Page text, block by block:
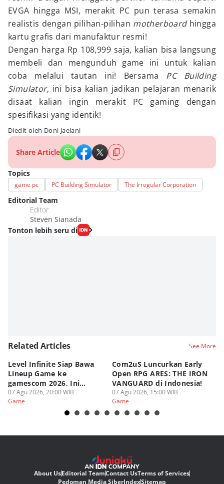
EVGA hingga MSI, merakit PC pun terasa semakin
realistis dengan pilihan-pilihan motherboardhingga
kartu grafis dari manufaktur resmi!
Dengan harga Rp 108,999 saja, kalian bisa langsung
membeli dan mengunduh game ini untuk kalian
coba melalui tautan ini! Bersama PC Building
Simulator, ini bisa kalian jadikan pelajaran menarik
disaat kalian ingin merakit PC gaming dengan
spesifikasi yang identik!
Diedit oleh Doni Jaelani
Share Article
Topics
game pc PC Building Simulator The Irregular Corporation
Editorial Team
Editor
Steven Sianada
Tonton lebih seru di
Related Articles See More
Level Infinite Siap Bawa
Lineup Game ke
gamescom 2026, Ini
Judulnya!
07 Agu 2026, 20:00 WIB
Game
Com2uS Luncurkan Early
Open RPG ARES: THE IRON
VANGUARD di Indonesia!
07 Agu 2026, 15:00 WIB
Game
About UsEditorial TeamContact UsTerms of Services
Pedoman Media SiberIndexSitemap